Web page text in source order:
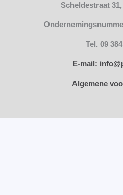
Scheldestraat
Tel. 09
E-mail:
Algemene